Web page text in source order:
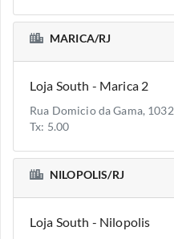
MARICA/RJ
Loja South - Marica 2
Rua Domicio da Gama, 1032
Tx: 5.00
NILOPOLIS/RJ
Loja South - Nilopolis